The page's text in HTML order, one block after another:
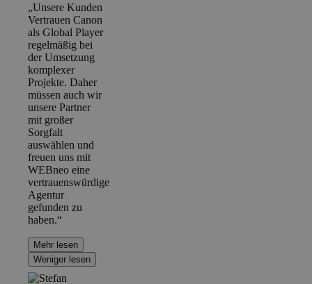
„Unsere Kunden
Vertrauen Canon
als Global Player
regelmäßig bei
der Umsetzung
komplexer
Projekte. Daher
müssen auch wir
unsere Partner
mit großer
Sorgfalt
auswählen und
freuen uns mit
WEBneo eine
vertrauenswürdige
Agentur
gefunden zu
haben.“
Mehr lesen
Weniger lesen